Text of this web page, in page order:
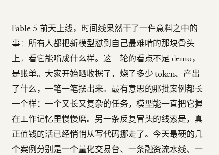
Fable 5 前天上线，时间线果然干了一件意料之中的
事：所有人都把新模型怼到自己最难啃的那块骨头
上，看它能啃成什么样。这一轮的看点不是 demo，
是账单。大家开始晒收据了，烧了多少 token、产出
了什么，一笔一笔摆出来。最有意思的那批案例都长
一个样：一个又长又复杂的任务，模型能一直把它握
在工作记忆里慢慢磨。另一条反复冒头的线索是，真
正值钱的活已经悄悄从写代码挪走了。今天最硬的几
个案例分别是一个量化交易台、一条融资流水线、一